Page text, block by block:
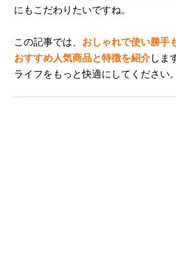
にもこだわりたいですね。
この記事では、 おしゃれで使い勝手
おすすめ人気商品と特徴を紹介しま
ライフをもっと快適にしてください。